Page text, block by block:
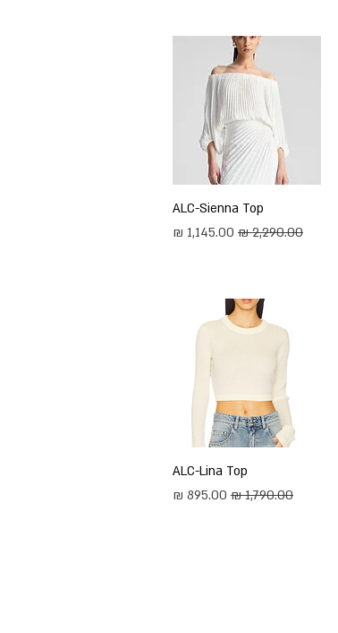
תצוגה מהירה
ALC-Sienna Top
מחיר רגיל
מחיר מבצע
תצוגה מהירה
ALC-Lina Top
מחיר רגיל
מחיר מבצע